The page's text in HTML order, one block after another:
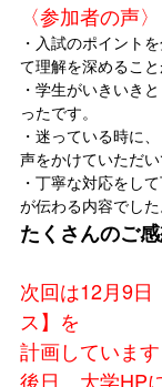
〈参加者の声〉
・入試のポイント
て理解を深めること
・学生がいきいき
ったです。
・迷っている時に
声をかけていただ
・丁寧な対応をし
が伝わる内容でした
たくさんのご
次回は12月9日
ス】を
計画しています
後日、大学HP